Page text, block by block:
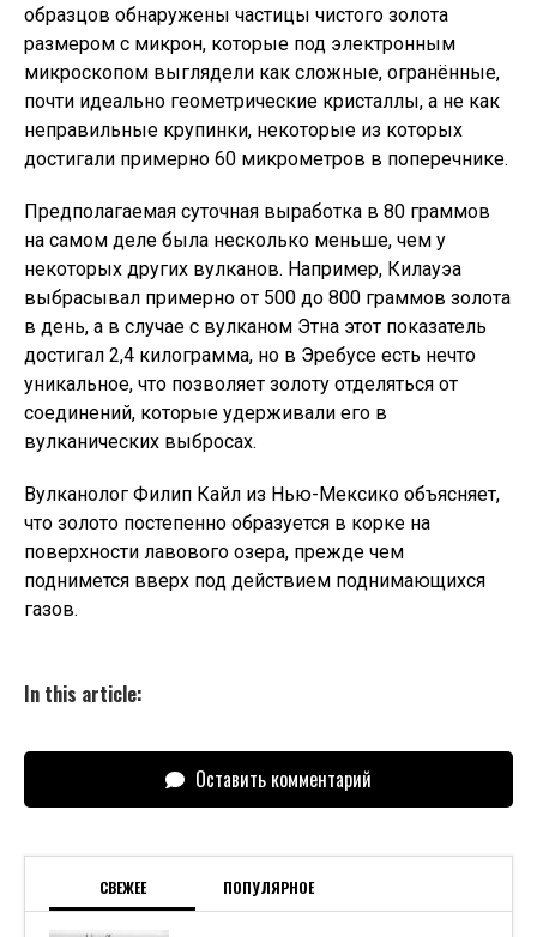
образцов обнаружены частицы чистого золота
размером с микрон, которые под электронным
микроскопом выглядели как сложные, огранённые,
почти идеально геометрические кристаллы, а не как
неправильные крупинки, некоторые из которых
достигали примерно 60 микрометров в поперечнике.
Предполагаемая суточная выработка в 80 граммов
на самом деле была несколько меньше, чем у
некоторых других вулканов. Например, Килауэа
выбрасывал примерно от 500 до 800 граммов золота
в день, а в случае с вулканом Этна этот показатель
достигал 2,4 килограмма, но в Эребусе есть нечто
уникальное, что позволяет золоту отделяться от
соединений, которые удерживали его в
вулканических выбросах.
Вулканолог Филип Кайл из Нью-Мексико объясняет,
что золото постепенно образуется в корке на
поверхности лавового озера, прежде чем
поднимется вверх под действием поднимающихся
газов.
In this article:
Оставить комментарий
СВЕЖЕЕ ПОПУЛЯРНОЕ